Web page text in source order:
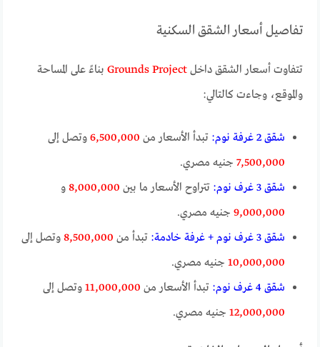
تفاصيل أسعار الشقق السكنية
تتفاوت أسعار الشقق داخلGrounds Project بناءً على المساحة
والموقع، وجاءت كالتالي:
شقق 2 غرفة نوم: تبدأ الأسعار من 6,500,000 وتصل إلى
7,500,000 جنيه مصري.
شقق 3 غرف نوم:
تتراوح الأسعار ما بين 8,000,000 و
9,000,000 جنيه مصري.
شقق 3 غرف نوم + غرفة خادمة:
تبدأ من 8,500,000 وتصل إلى
10,000,000 جنيه مصري.
شقق 4 غرف نوم:
تبدأ الأسعار من 11,000,000 وتصل إلى
12,000,000 جنيه مصري.